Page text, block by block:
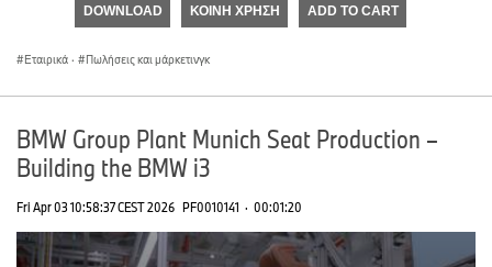
seconds
DOWNLOAD ΚΟΙΝΉ ΧΡΉΣΗ ADD TO CART
Εταιρικά · Πωλήσεις και μάρκετινγκ
BMW Group Plant Munich Seat Production –
Building the BMW i3
Fri Apr 03 10:58:37 CEST 2026 PF0010141 · 00:01:20